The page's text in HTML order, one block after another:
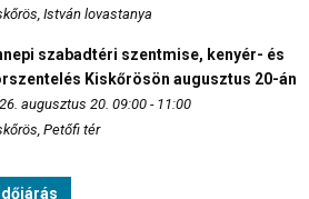
István lovastanya
szabadtéri szentmise, kenyér- és
Kiskőrösön augusztus 20-án
augusztus 20. 09:00 - 11:00
Petőfi tér
Időjárás